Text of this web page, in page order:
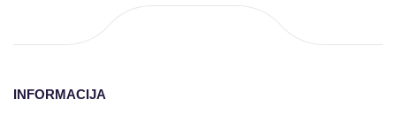
INFORMACIJA